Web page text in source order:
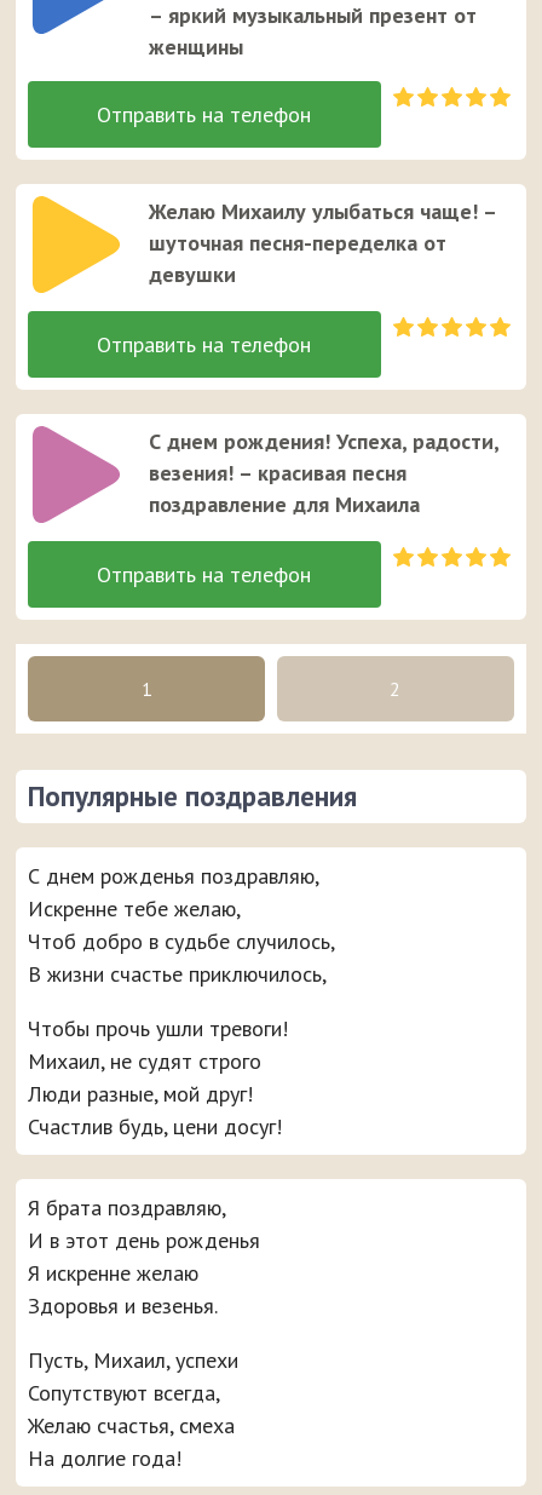
– яркий музыкальный презент от
женщины
Желаю Михаилу улыбаться чаще! –
шуточная песня-переделка от
девушки
С днем рождения! Успеха, радости,
везения! – красивая песня
поздравление для Михаила
1 2
Популярные поздравления
С днем рожденья поздравляю,
Искренне тебе желаю,
Чтоб добро в судьбе случилось,
В жизни счастье приключилось,
Чтобы прочь ушли тревоги!
Михаил, не судят строго
Люди разные, мой друг!
Счастлив будь, цени досуг!
Я брата поздравляю,
И в этот день рожденья
Я искренне желаю
Здоровья и везенья.
Пусть, Михаил, успехи
Сопутствуют всегда,
Желаю счастья, смеха
На долгие года!